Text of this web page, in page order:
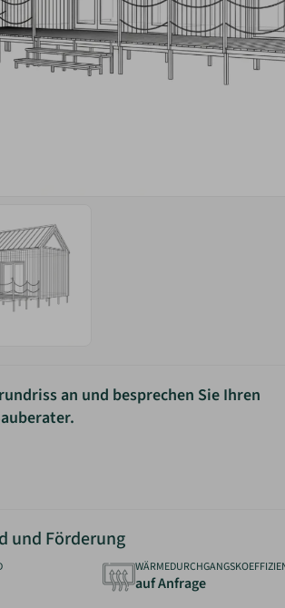
an und besprechen Sie Ihren
und Förderung
auf Anfrage